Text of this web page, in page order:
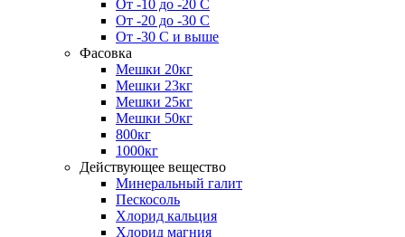
От -10 до -20 С
От -20 до -30 С
От -30 С и выше
Фасовка
Мешки 20кг
Мешки 23кг
Мешки 25кг
Мешки 50кг
800кг
1000кг
Действующее вещество
Минеральный галит
Пескосоль
Хлорид кальция
Хлорид магния